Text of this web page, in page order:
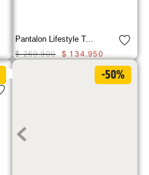
Pantalon Lifestyle Tapered Straight Chi Para Hombre
$ 269.900 $ 134 .950
-50%